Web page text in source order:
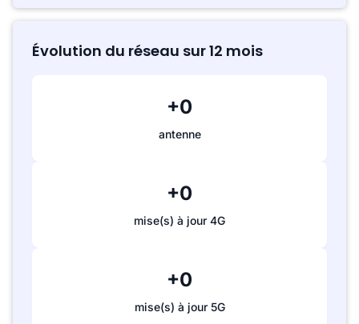
Évolution du réseau sur 12 mois
+0
antenne
+0
mise(s) à jour 4G
+0
mise(s) à jour 5G